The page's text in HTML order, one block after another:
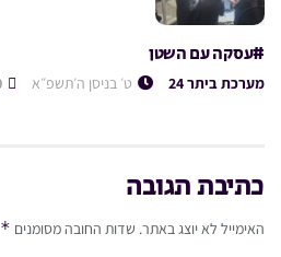
#עסקה עם השטן
מערכת ביתר 24 ט׳ בניסן ה׳תשפ״א
כתיבת תגובה
האימייל לא יוצג באתר. שדות החובה מסומנים *